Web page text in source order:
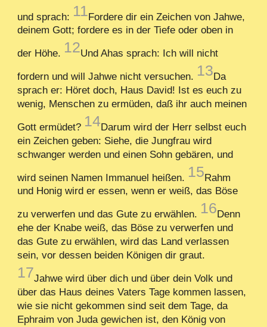
und sprach: 11Fordere dir ein Zeichen von Jahwe,
deinem Gott; fordere es in der Tiefe oder oben in
der Höhe. 12Und Ahas sprach: Ich will nicht
fordern und will Jahwe nicht versuchen. 13Da
sprach er: Höret doch, Haus David! Ist es euch zu
wenig, Menschen zu ermüden, daß ihr auch meinen
Gott ermüdet? 14Darum wird der Herr selbst euch
ein Zeichen geben: Siehe, die Jungfrau wird
schwanger werden und einen Sohn gebären, und
wird seinen Namen Immanuel heißen. 15Rahm
und Honig wird er essen, wenn er weiß, das Böse
zu verwerfen und das Gute zu erwählen. 16Denn
ehe der Knabe weiß, das Böse zu verwerfen und
das Gute zu erwählen, wird das Land verlassen
sein, vor dessen beiden Königen dir graut.
17Jahwe wird über dich und über dein Volk und
über das Haus deines Vaters Tage kommen lassen,
wie sie nicht gekommen sind seit dem Tage, da
Ephraim von Juda gewichen ist, den König von